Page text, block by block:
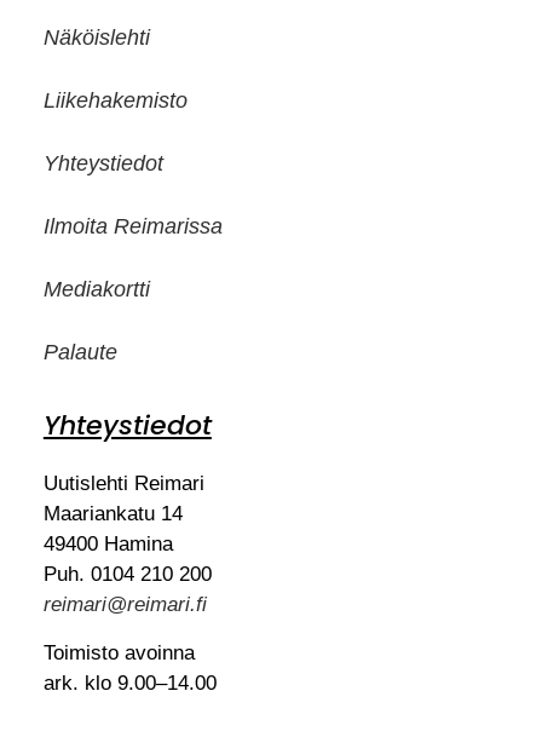
Näköislehti
Liikehakemisto
Yhteystiedot
Ilmoita Reimarissa
Mediakortti
Palaute
Yhteystiedot
Uutislehti Reimari
Maariankatu 14
49400 Hamina
Puh. 0104 210 200
reimari@reimari.fi
Toimisto avoinna
ark. klo 9.00–14.00